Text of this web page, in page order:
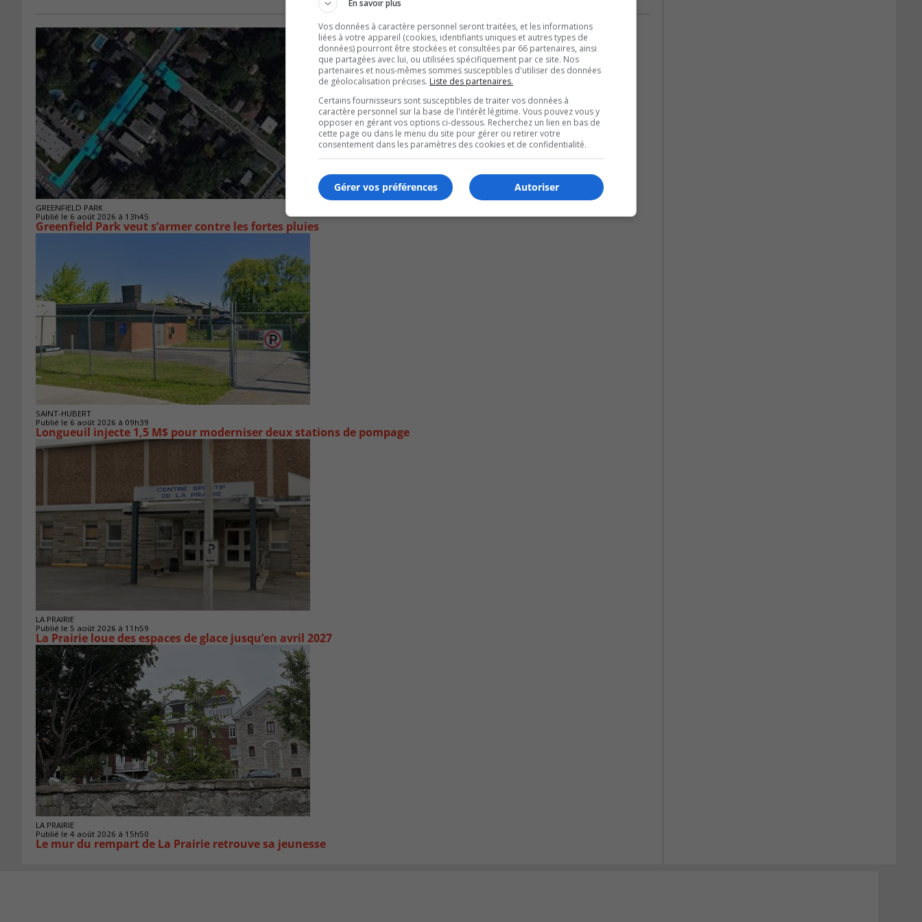
GREENFIELD PARK
Publié le 6 août 2026 à 13h45
Greenfield Park veut s’armer contre les fortes pluies
SAINT-HUBERT
Publié le 6 août 2026 à 09h39
Longueuil injecte 1,5 M$ pour moderniser deux stations de pompage
LA PRAIRIE
Publié le 5 août 2026 à 11h59
La Prairie loue des espaces de glace jusqu’en avril 2027
LA PRAIRIE
Publié le 4 août 2026 à 15h50
Le mur du rempart de La Prairie retrouve sa jeunesse
En savoir plus
Vos données à caractère personnel seront traitées, et les informations
liées à votre appareil (cookies, identifiants uniques et autres types de
données) pourront être stockées et consultées par 66 partenaires, ainsi
que partagées avec lui, ou utilisées spécifiquement par ce site. Nos
partenaires et nous-mêmes sommes susceptibles d'utiliser des données
de géolocalisation précises. Liste des partenaires.
Certains fournisseurs sont susceptibles de traiter vos données à
caractère personnel sur la base de l'intérêt légitime. Vous pouvez vous y
opposer en gérant vos options ci-dessous. Recherchez un lien en bas de
cette page ou dans le menu du site pour gérer ou retirer votre
consentement dans les paramètres des cookies et de confidentialité.
Autoriser
Gérer vos préférences